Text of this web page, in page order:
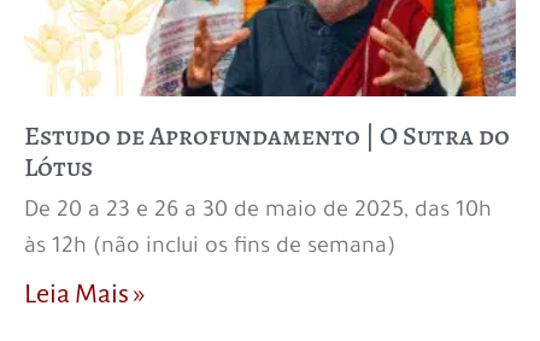
Estudo de Aprofundamento | O Sutra do
Lótus
De 20 a 23 e 26 a 30 de maio de 2025, das 10h
às 12h (não inclui os fins de semana)
Leia Mais »